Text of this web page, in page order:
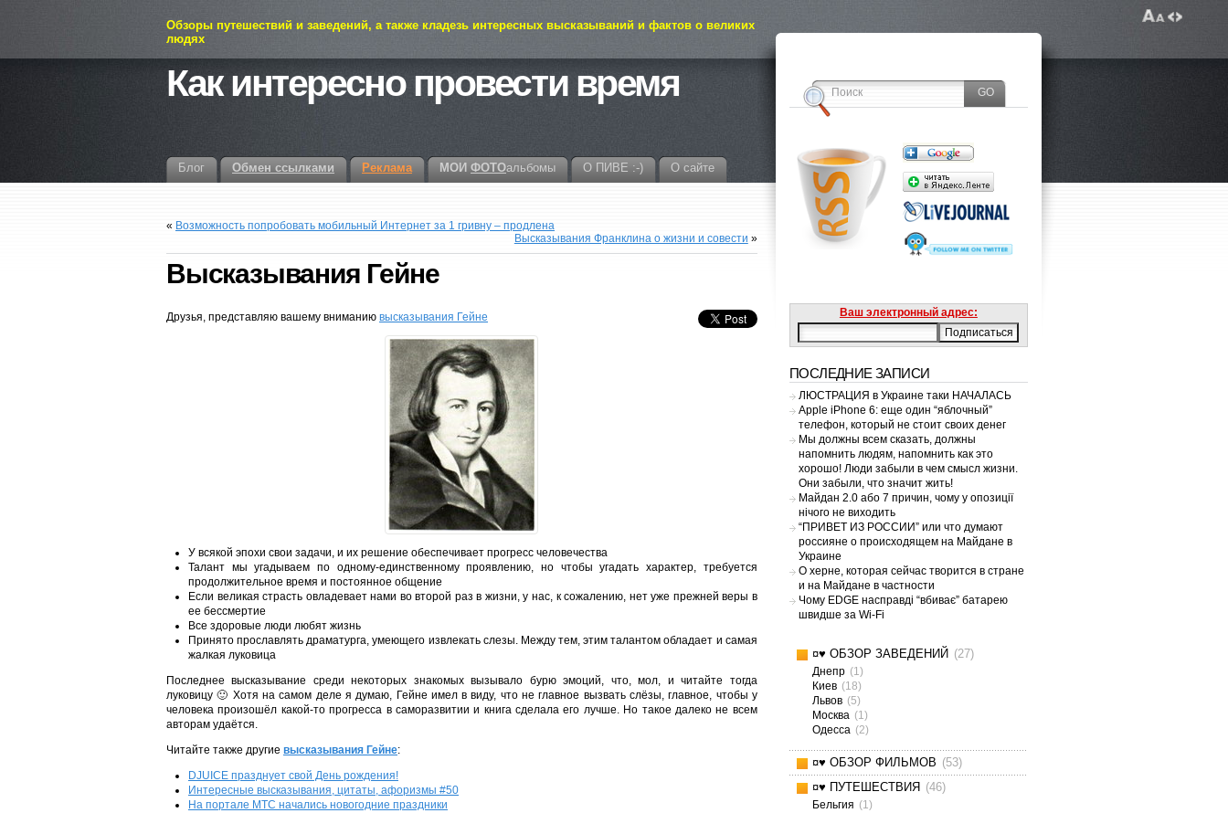
Обзоры путешествий и заведений, а также кладезь интересных высказываний и фактов о великих
людях
Как интересно провести время
Блог Обмен ссылками Реклама МОИ ФОТОальбомы О ПИВЕ :-) О сайте
« Возможность попробовать мобильный Интернет за 1 гривну – продлена
Высказывания Франклина о жизни и совести »
Высказывания Гейне
Друзья, представляю вашему вниманию высказывания Гейне
У всякой эпохи свои задачи, и их решение обеспечивает прогресс человечества
Талант мы угадываем по одному-единственному проявлению, но чтобы угадать характер, требуется
продолжительное время и постоянное общение
Если великая страсть овладевает нами во второй раз в жизни, у нас, к сожалению, нет уже прежней веры в
ее бессмертие
Все здоровые люди любят жизнь
Принято прославлять драматурга, умеющего извлекать слезы. Между тем, этим талантом обладает и самая
жалкая луковица
Последнее высказывание среди некоторых знакомых вызывало бурю эмоций, что, мол, и читайте тогда
луковицу 🙂 Хотя на самом деле я думаю, Гейне имел в виду, что не главное вызвать слёзы, главное, чтобы у
человека произошёл какой-то прогресса в саморазвитии и книга сделала его лучше. Но такое далеко не всем
авторам удаётся.
Читайте также другие высказывания Гейне:
DJUICE празднует свой День рождения!
Интересные высказывания, цитаты, афоризмы #50
На портале МТС начались новогодние праздники
Ваш электронный адрес:
ПОСЛЕДНИЕ ЗАПИСИ
ЛЮСТРАЦИЯ в Украине таки НАЧАЛАСЬ
Apple iPhone 6: еще один “яблочный”
телефон, который не стоит своих денег
Мы должны всем сказать, должны
напомнить людям, напомнить как это
хорошо! Люди забыли в чем смысл жизни.
Они забыли, что значит жить!
Майдан 2.0 або 7 причин, чому у опозиції
нічого не виходить
“ПРИВЕТ ИЗ РОССИИ” или что думают
россияне о происходящем на Майдане в
Украине
О херне, которая сейчас творится в стране
и на Майдане в частности
Чому EDGE насправді “вбиває” батарею
швидше за Wi-Fi
¤♥ ОБЗОР ЗАВЕДЕНИЙ (27)
Днепр (1)
Киев (18)
Львов (5)
Москва (1)
Одесса (2)
¤♥ ОБЗОР ФИЛЬМОВ (53)
¤♥ ПУТЕШЕСТВИЯ (46)
Бельгия (1)